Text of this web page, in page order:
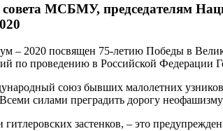
МСБМУ, председателям
– 2020 посвящен 75-летию Победы в
по проведению в Российской Федерации
союз бывших малолетних
силами преградить дорогу
застенков, – это